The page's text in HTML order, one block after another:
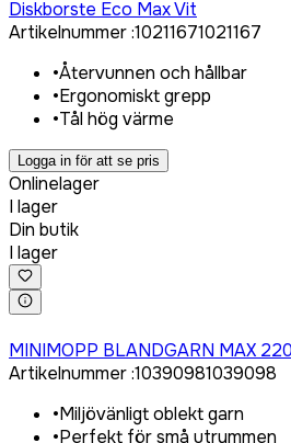
Diskborste Eco Max Vit
Artikelnummer:10211671021167
•Återvunnen och hållbar
•Ergonomiskt grepp
•Tål hög värme
Logga in för att se pris
Onlinelager
I lager
Din butik
I lager
MINIMOPP BLANDGARN MAX
Artikelnummer:10390981039098
•Miljövänligt oblekt garn
•Perfekt för små utrymmen